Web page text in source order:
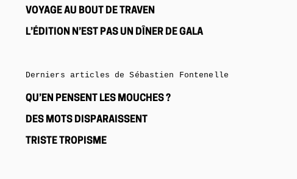
VOYAGE AU BOUT DE TRAVEN
L’ÉDITION N’EST PAS UN DÎNER DE GALA
Derniers articles de Sébastien Fontenelle
QU’EN PENSENT LES MOUCHES ?
DES MOTS DISPARAISSENT
TRISTE TROPISME